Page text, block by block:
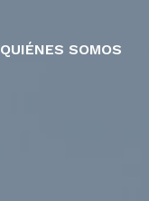
QUIÉNES SOMOS